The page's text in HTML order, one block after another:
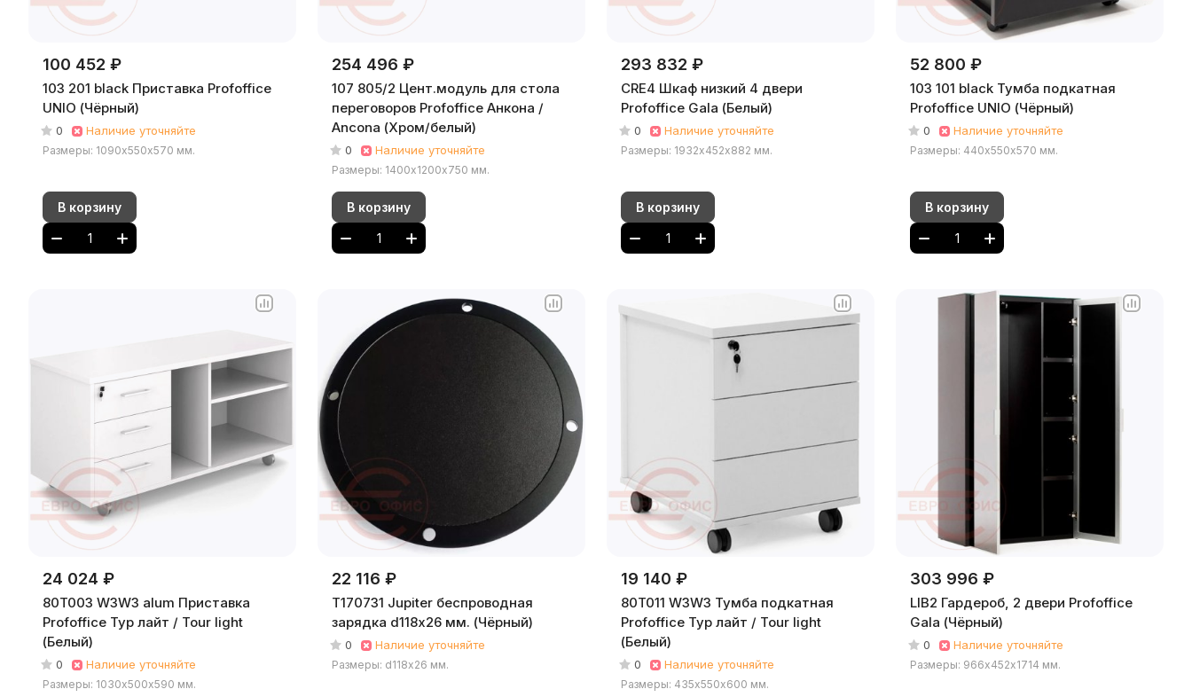
100 452 ₽
103 201 black Приставка Profoffice
UNIO (Чёрный)
0 Наличие уточняйте
Размеры: 1090х550х570 мм.
В корзину
254 496 ₽
107 805/2 Цент.модуль для стола
переговоров Profoffice Анкона /
Ancona (Хром/белый)
0 Наличие уточняйте
Размеры: 1400х1200х750 мм.
В корзину
293 832 ₽
CRE4 Шкаф низкий 4 двери
Profoffice Gala (Белый)
0 Наличие уточняйте
Размеры: 1932х452х882 мм.
В корзину
52 800 ₽
103 101 black Тумба подкатная
Profoffice UNIO (Чёрный)
0 Наличие уточняйте
Размеры: 440х550х570 мм.
В корзину
24 024 ₽
80T003 W3W3 alum Приставка
Profoffice Тур лайт / Tour light
(Белый)
0 Наличие уточняйте
Размеры: 1030х500х590 мм.
22 116 ₽
Т170731 Jupiter беспроводная
зарядка d118х26 мм. (Чёрный)
0 Наличие уточняйте
Размеры: d118х26 мм.
19 140 ₽
80T011 W3W3 Тумба подкатная
Profoffice Тур лайт / Tour light
(Белый)
0 Наличие уточняйте
Размеры: 435х550х600 мм.
303 996 ₽
LIB2 Гардероб, 2 двери Profoffice
Gala (Чёрный)
0 Наличие уточняйте
Размеры: 966х452х1714 мм.